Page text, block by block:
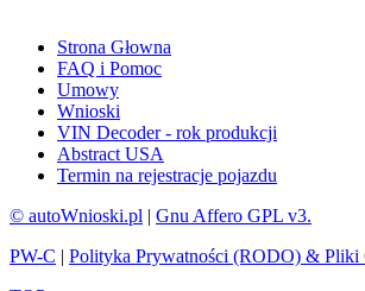
Strona Głowna
FAQ i Pomoc
Umowy
Wnioski
VIN Decoder - rok produkcji
Abstract USA
Termin na rejestracje pojazdu
© autoWnioski.pl | Gnu Affero GPL v3.
PW-C | Polityka Prywatności (RODO) & Pliki